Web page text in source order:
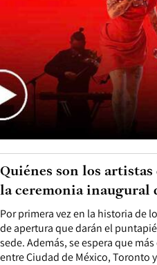
Por primera vez en la historia de
de apertura que darán el
sede. Además, se espera que
entre Ciudad de México, Toronto
Quiénes son los artistas
la ceremonia inaugural